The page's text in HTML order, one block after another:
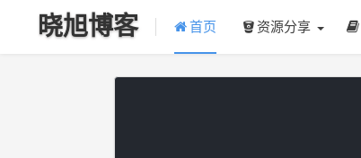
晓旭博客 首页 资源分享